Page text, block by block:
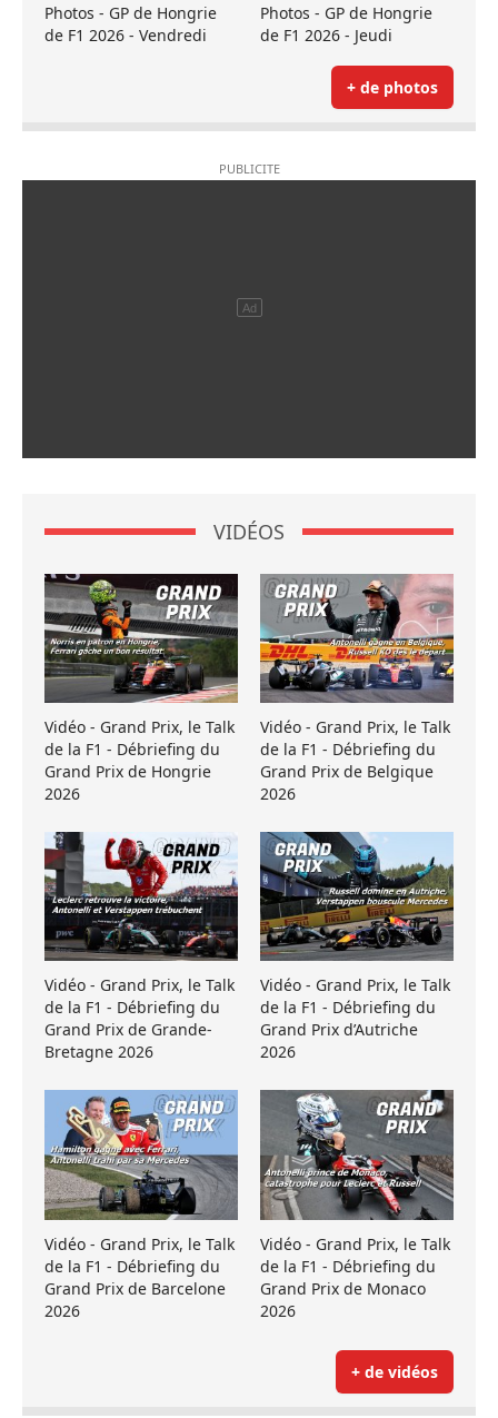
Photos - GP de Hongrie
de F1 2026 - Vendredi
Photos - GP de Hongrie
de F1 2026 - Jeudi
+ de photos
VIDÉOS
Vidéo - Grand Prix, le Talk
de la F1 - Débriefing du
Grand Prix de Hongrie
2026
Vidéo - Grand Prix, le Talk
de la F1 - Débriefing du
Grand Prix de Belgique
2026
Vidéo - Grand Prix, le Talk
de la F1 - Débriefing du
Grand Prix de Grande-
Bretagne 2026
Vidéo - Grand Prix, le Talk
de la F1 - Débriefing du
Grand Prix d’Autriche
2026
Vidéo - Grand Prix, le Talk
de la F1 - Débriefing du
Grand Prix de Barcelone
2026
Vidéo - Grand Prix, le Talk
de la F1 - Débriefing du
Grand Prix de Monaco
2026
+ de vidéos